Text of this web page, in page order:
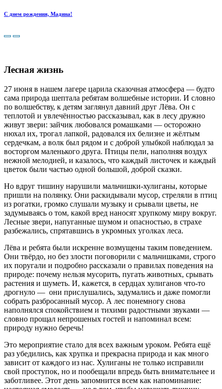
С днем рождения, Мадина!
Лесная жизнь
27 июня в нашем лагере царила сказочная атмосфера — будто
сама природа шептала ребятам волшебные истории. И словно
по волшебству, к детям заглянул давний друг Лёва. Он с
теплотой и увлечённостью рассказывал, как в лесу дружно
живут звери: зайчик любовался ромашками — осторожно
нюхал их, трогал лапкой, радовался их белизне и жёлтым
сердечкам, а волк был рядом и с доброй улыбкой наблюдал за
восторгом маленького друга. Птицы пели, наполняя воздух
нежной мелодией, и казалось, что каждый листочек и каждый
цветок были частью одной большой, доброй сказки.
Но вдруг тишину нарушили мальчишки‑хулиганы, которые
пришли на полянку. Они раскидывали мусор, стреляли в птиц
из рогатки, громко слушали музыку и срывали цветы, не
задумываясь о том, какой вред наносят хрупкому миру вокруг.
Лесные звери, напуганные шумом и опасностью, в страхе
разбежались, спрятавшись в укромных уголках леса.
Лёва и ребята были искренне возмущены таким поведением.
Они твёрдо, но без злости поговорили с мальчишками, строго
их поругали и подробно рассказали о правилах поведения на
природе: почему нельзя мусорить, пугать животных, срывать
растения и шуметь. И, кажется, в сердцах хулиганов что‑то
дрогнуло — они прислушались, задумались и даже помогли
собрать разбросанный мусор. А лес понемногу снова
наполнялся спокойствием и тихими радостными звуками —
словно прощал непрошеных гостей и напоминал всем:
природу нужно беречь!
Это мероприятие стало для всех важным уроком. Ребята ещё
раз убедились, как хрупка и прекрасна природа и как много
зависит от каждого из нас. Хулиганы не только исправили
свой проступок, но и пообещали впредь быть внимательнее и
заботливее. Этот день запомнится всем как напоминание: